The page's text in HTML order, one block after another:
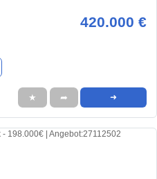
420.000 €
★ ➦ ➜